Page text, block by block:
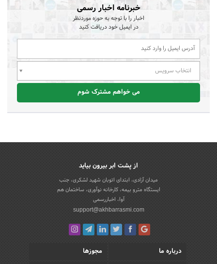
خبرنامه اخبار رسمی
اخبار را با توجه به حوزه موردنظر
در ایمیل خود دریافت کنید
انتخاب سرویس
می خواهم مشترک شوم
از پشت ابر بیرون بیاید
میدان آزادی، ابتدای اتوبان شهید لشکری، جنب
ایستگاه مترو بیمه، کارخانه نوآوری، ساختمان هم
آوا، اخباررسمی
support@akhbarrasmi.com
درباره ما
مجوزها